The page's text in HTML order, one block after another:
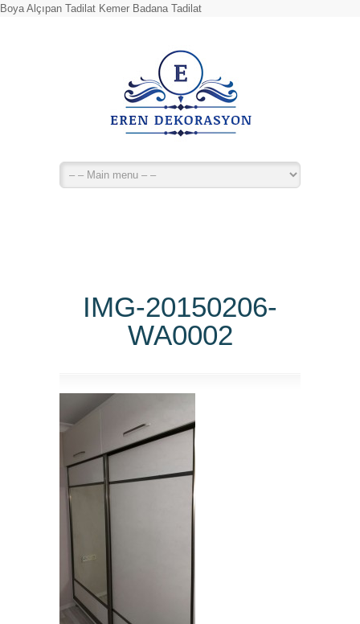
Boya Alçıpan Tadilat Kemer Badana Tadilat
IMG-20150206-
WA0002